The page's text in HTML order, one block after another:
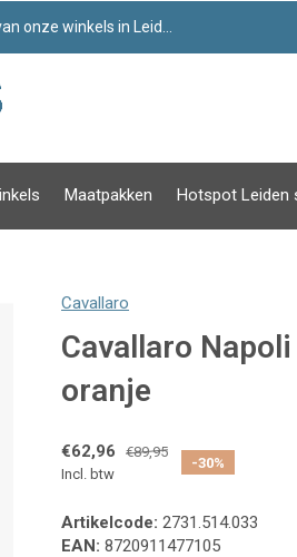
Maatpakken Hotspot Leiden
onze winkels in Leiden!
Cavallaro
Cavallaro
oranje
€62,96
€89,95
Incl. btw
-30%
Artikelcode: 2731.514.033
EAN: 8720911477105